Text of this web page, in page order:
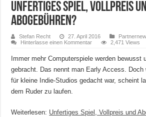
Unfertiges Spiel, Vollpreis
Abogebühren?
Stefan Recht 27. April 2016
Hinterlasse einen Kommentar
2,471 Views
Immer mehr Computerspiele werden bewusst
gebracht. Das nennt man Early Access.
für kleine Indie-Studios gedacht war, scheint
dem Ruder zu laufen.
Weiterlesen: Unfertiges Spiel, Vollpreis und